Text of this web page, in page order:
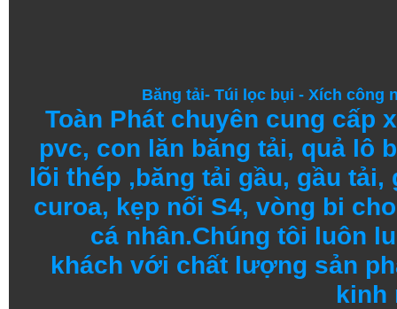
Băng tải- Túi lọc bụi - Xích công
Toàn Phát chuyên cung cấp
pvc, con lăn băng tải, quả lô
lõi thép ,băng tải gầu, gầu tải,
curoa, kẹp nối S4, vòng bi
cá nhân.Chúng tôi luôn
khách với chất lượng sản
kinh